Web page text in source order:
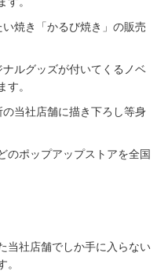
焼き「かるび焼き」の販売
ルグッズが付いてくるノベ
す。
当社店舗に描き下ろし等身
のポップアップストアを全国
当社店舗でしか手に入らない